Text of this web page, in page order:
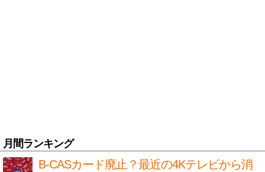
月間ランキング
B-CASカード廃止？最近の4Kテレビから消